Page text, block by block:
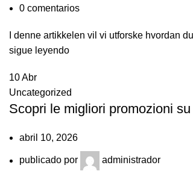
0 comentarios
I denne artikkelen vil vi utforske hvordan
sigue leyendo
10Abr
Uncategorized
Scopri le migliori promozioni
abril 10, 2026
publicado por administrador